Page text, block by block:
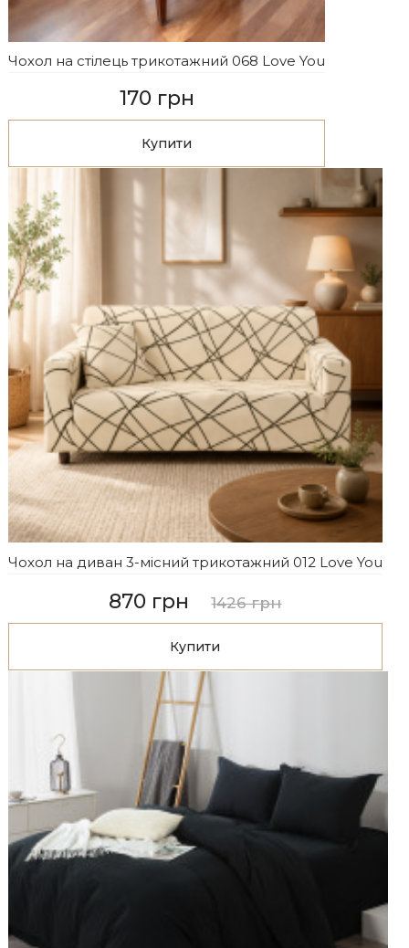
Чохол на стілець трикотажний 068 Love You
170 грн
Купити
Чохол на диван 3-місний трикотажний 012 Love You
870 грн 1426 грн
Купити